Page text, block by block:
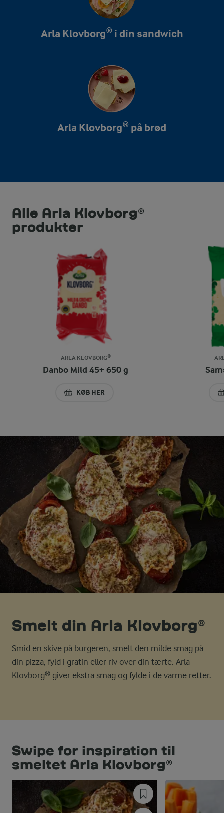
Arla Klovborg® i din sandwich
Arla Klovborg® på brød
Alle Arla Klovborg®
produkter
ARLA KLOVBORG®
Danbo Mild 45+ 650 g
KØB HER
DANBO MILD 45+ 650 G
Smelt din Arla Klovborg®
Smid en skive på burgeren, smelt den milde smag på
din pizza, fyld i gratin eller riv over din tærte. Arla
Klovborg® giver ekstra smag og fylde i de varme retter.
Swipe for inspiration til
smeltet Arla Klovborg®